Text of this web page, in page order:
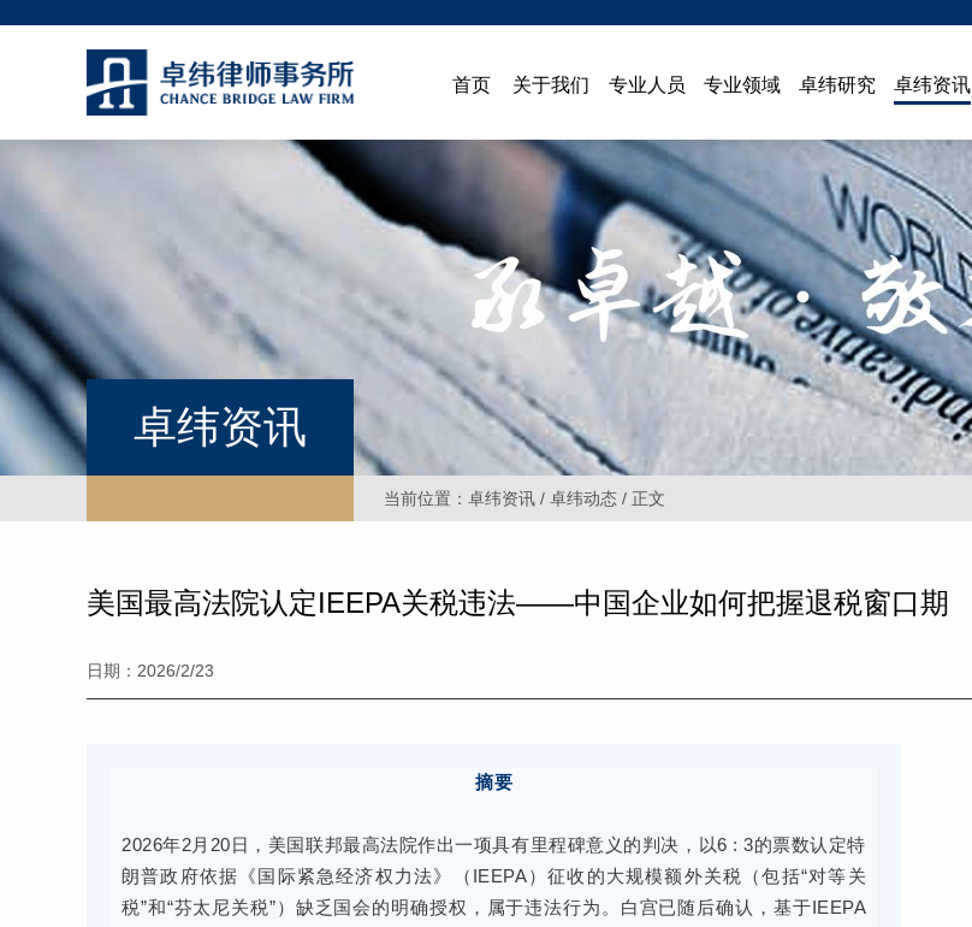
首页 关于我们 专业人员 专业领域 卓纬研究 卓纬资讯
卓纬资讯
当前位置： 卓纬资讯 / 卓纬动态 / 正文
美国最高法院认定IEEPA关税违法——中国企业如何把握退税窗口期
日期：2026/2/23
摘要
2026年2月20日，美国联邦最高法院作出一项具有里程碑意义的判决，以6 : 3的票数认定特
朗普政府依据《国际紧急经济权力法》（IEEPA）征收的大规模额外关税（包括“对等关
税”和“芬太尼关税”）缺乏国会的明确授权，属于违法行为。白宫已随后确认，基于IEEPA